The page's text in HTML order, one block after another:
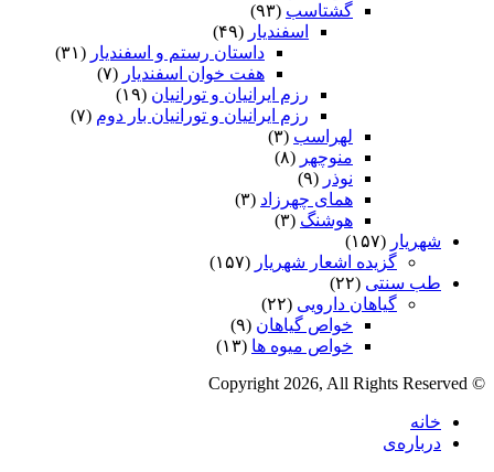
گشتاسب (۹۳)
اسفندیار (۴۹)
داستان رستم و اسفندیار (۳۱)
هفت خوان اسفندیار (۷)
رزم ایرانیان و تورانیان (۱۹)
رزم ایرانیان و تورانیان بار دوم (۷)
لهراسب (۳)
منوچهر (۸)
نوذر (۹)
هماى چهرزاد (۳)
هوشنگ (۳)
شهریار (۱۵۷)
گزیده اشعار شهریار (۱۵۷)
طب سنتی (۲۲)
گیاهان دارویی (۲۲)
خواص گیاهان (۹)
خواص میوه ها (۱۳)
© Copyright 2026, All Rights Reserved
خانه
درباره‌ی